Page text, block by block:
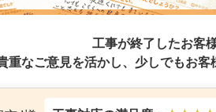
工事が終了したお客
重なご意見を活かし、少しでもお